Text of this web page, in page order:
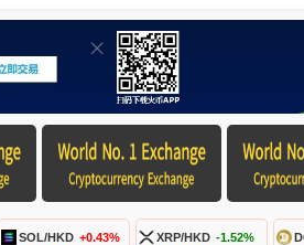
SOL/HKD +0.43% XRP/HKD -1.52%